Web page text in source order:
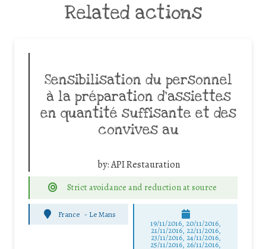
Related actions
Sensibilisation du personnel
à la préparation d’assiettes
en quantité suffisante et des
convives au
by:API Restauration
Strict avoidance and reduction at source
France - Le Mans
19/11/2016, 20/11/2016,
21/11/2016, 22/11/2016,
23/11/2016, 24/11/2016,
25/11/2016, 26/11/2016,